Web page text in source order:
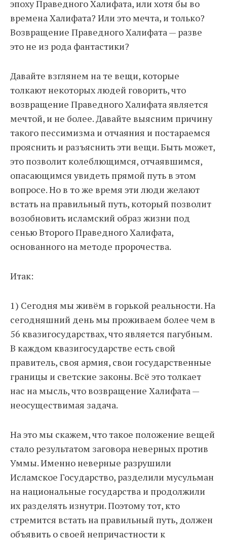
эпоху Праведного Халифата, или хотя бы во
времена Халифата? Или это мечта, и только?
Возвращение Праведного Халифата — разве
это не из рода фантастики?
Давайте взглянем на те вещи, которые
толкают некоторых людей говорить, что
возвращение Праведного Халифата является
мечтой, и не более. Давайте выясним причину
такого пессимизма и отчаяния и постараемся
прояснить и разъяснить эти вещи. Быть может,
это позволит колеблющимся, отчаявшимся,
опасающимся увидеть прямой путь в этом
вопросе. Но в то же время эти люди желают
встать на правильный путь, который позволит
возобновить исламский образ жизни под
сенью Второго Праведного Халифата,
основанного на методе пророчества.
Итак:
1) Сегодня мы живём в горькой реальности. На
сегодняшний день мы проживаем более чем в
56 квазигосударствах, что является пагубным.
В каждом квазигосударстве есть свой
правитель, своя армия, свои государственные
границы и светские законы. Всё это толкает
нас на мысль, что возвращение Халифата —
неосуществимая задача.
На это мы скажем, что такое положение вещей
стало результатом заговора неверных против
Уммы. Именно неверные разрушили
Исламское Государство, разделили мусульман
на национальные государства и продолжили
их разделять изнутри. Поэтому тот, кто
стремится встать на правильный путь, должен
объявить о своей непричастности к